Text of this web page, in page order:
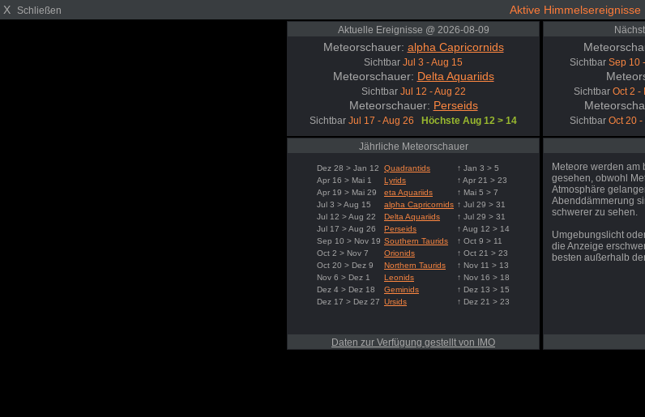
X Schließen Aktive Himmelsereignisse
Aktuelle Ereignisse @ 2026-08-09
Meteorschauer: alpha Capricornids
Sichtbar Jul 3 - Aug 15
Meteorschauer: Delta Aquariids
Sichtbar Jul 12 - Aug 22
Meteorschauer: Perseids
Sichtbar Jul 17 - Aug 26 Höchste Aug 12 > 14
Sichtbar Sep 10
Sichtbar Oct 2 -
Sichtbar Oct 20 -
Jährliche Meteorschauer
Dez 28 > Jan 12 Quadrantids
↑ Jan 3 > 5
Apr 16 > Mai 1
Lyrids
↑ Apr 21 > 23
Apr 19 > Mai 29
eta Aquariids
↑ Mai 5 > 7
Jul 3 > Aug 15
alpha Capricornids ↑ Jul 29 > 31
Jul 12 > Aug 22
Delta Aquariids
↑ Jul 29 > 31
Jul 17 > Aug 26
Perseids
↑ Aug 12 > 14
Sep 10 > Nov 19 Southern Taurids
↑ Oct 9 > 11
Oct 2 > Nov 7
Orionids
↑ Oct 21 > 23
Oct 20 > Dez 9
Northern Taurids
↑ Nov 11 > 13
Nov 6 > Dez 1
Leonids
↑ Nov 16 > 18
Dez 4 > Dez 18
Geminids
↑ Dez 13 > 15
Dez 17 > Dez 27 Ursids ↑ Dez 21 > 23
Daten zur Verfügung gestellt von IMO
Meteore werden am
gesehen, obwohl
Atmosphäre
Abenddämmerung
schwerer zu sehen.
Umgebungslicht
die Anzeige
besten außerhalb